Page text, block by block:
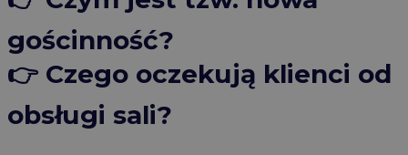
gościnność?
👉 Czego oczekują klienci od
obsługi sali?